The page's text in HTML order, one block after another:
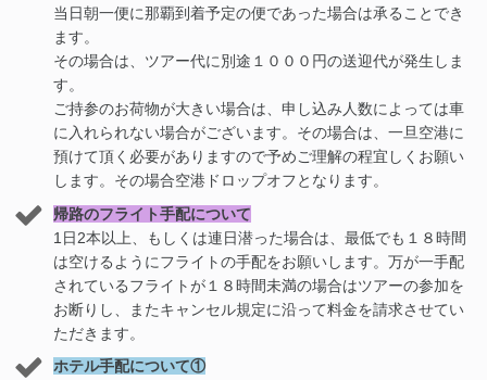
当日朝一便に那覇到着予定の便であった場合は承ることでき
ます。
その場合は、ツアー代に別途１０００円の送迎代が発生しま
す。
ご持参のお荷物が大きい場合は、申し込み人数によっては車
に入れられない場合がございます。その場合は、一旦空港に
預けて頂く必要がありますので予めご理解の程宜しくお願い
します。その場合空港ドロップオフとなります。
帰路のフライト手配について
1日2本以上、もしくは連日潜った場合は、最低でも１８時間
は空けるようにフライトの手配をお願いします。万が一手配
されているフライトが１８時間未満の場合はツアーの参加を
お断りし、またキャンセル規定に沿って料金を請求させてい
ただきます。
ホテル手配について①